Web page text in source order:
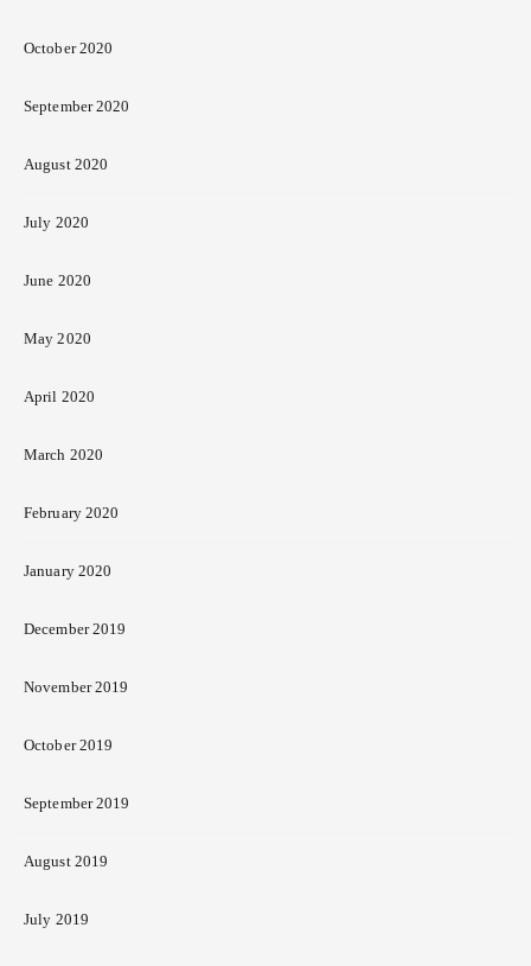
October 2020
September 2020
August 2020
July 2020
June 2020
May 2020
April 2020
March 2020
February 2020
January 2020
December 2019
November 2019
October 2019
September 2019
August 2019
July 2019